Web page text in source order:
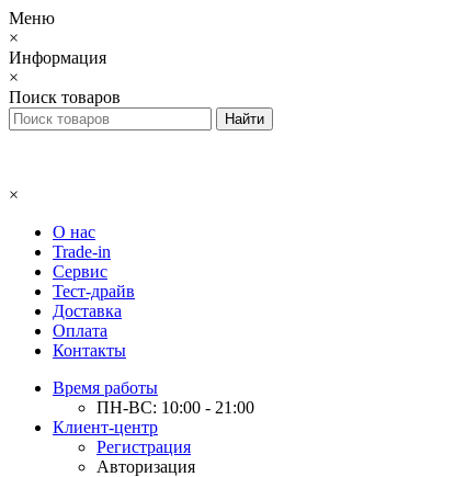
Меню
×
Информация
×
Поиск товаров
×
О нас
Trade-in
Сервис
Тест-драйв
Доставка
Оплата
Контакты
Время работы
ПН-ВС: 10:00 - 21:00
Клиент-центр
Регистрация
Авторизация